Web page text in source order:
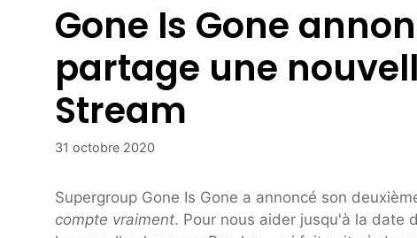
Gone Is Gone
partage une
Stream
31 octobre 2020
Supergroup Gone Is Gone a annoncé son
compte vraiment. Pour nous aider jusqu'à la date